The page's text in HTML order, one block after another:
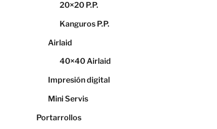
20×20 P.P.
Kanguros P.P.
Airlaid
40×40 Airlaid
Impresión digital
Mini Servis
Portarrollos